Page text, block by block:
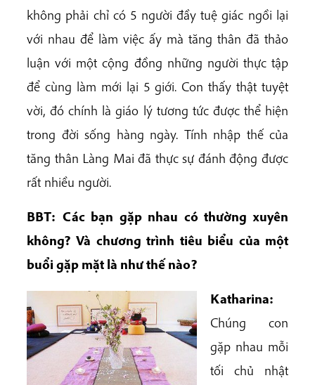
không phải chỉ có 5 người đầy tuệ giác ngồi lại
với nhau để làm việc ấy mà tăng thân đã thảo
luận với một cộng đồng những người thực tập
để cùng làm mới lại 5 giới. Con thấy thật tuyệt
vời, đó chính là giáo lý tương tức được thể hiện
trong đời sống hàng ngày. Tính nhập thế của
tăng thân Làng Mai đã thực sự đánh động được
rất nhiều người.
BBT: Các bạn gặp nhau có thường xuyên
không? Và chương trình tiêu biểu của một
buổi gặp mặt là như thế nào?
Katharina:
Chúng con
gặp nhau mỗi
tối chủ nhật